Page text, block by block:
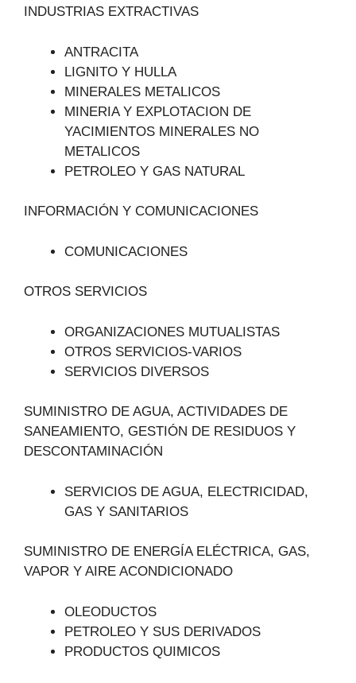
INDUSTRIAS EXTRACTIVAS
ANTRACITA
LIGNITO Y HULLA
MINERALES METALICOS
MINERIA Y EXPLOTACION DE
YACIMIENTOS MINERALES NO
METALICOS
PETROLEO Y GAS NATURAL
INFORMACIÓN Y COMUNICACIONES
COMUNICACIONES
OTROS SERVICIOS
ORGANIZACIONES MUTUALISTAS
OTROS SERVICIOS-VARIOS
SERVICIOS DIVERSOS
SUMINISTRO DE AGUA, ACTIVIDADES DE
SANEAMIENTO, GESTIÓN DE RESIDUOS Y
DESCONTAMINACIÓN
SERVICIOS DE AGUA, ELECTRICIDAD,
GAS Y SANITARIOS
SUMINISTRO DE ENERGÍA ELÉCTRICA, GAS,
VAPOR Y AIRE ACONDICIONADO
OLEODUCTOS
PETROLEO Y SUS DERIVADOS
PRODUCTOS QUIMICOS